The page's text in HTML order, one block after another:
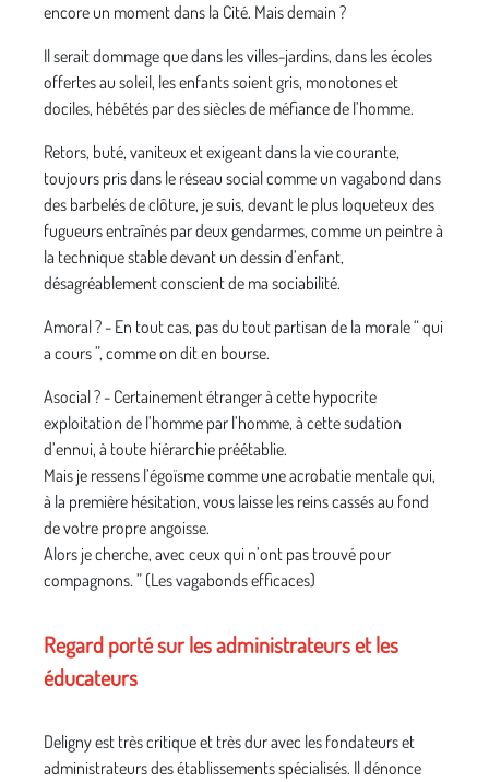
encore un moment dans la Cité. Mais demain ?
Il serait dommage que dans les villes-jardins, dans les écoles
offertes au soleil, les enfants soient gris, monotones et
dociles, hébétés par des siècles de méfiance de l’homme.
Retors, buté, vaniteux et exigeant dans la vie courante,
toujours pris dans le réseau social comme un vagabond dans
des barbelés de clôture, je suis, devant le plus loqueteux des
fugueurs entraînés par deux gendarmes, comme un peintre à
la technique stable devant un dessin d’enfant,
désagréablement conscient de ma sociabilité.
Amoral ? - En tout cas, pas du tout partisan de la morale “ qui
a cours ”, comme on dit en bourse.
Asocial ? - Certainement étranger à cette hypocrite
exploitation de l’homme par l’homme, à cette sudation
d’ennui, à toute hiérarchie préétablie.
Mais je ressens l’égoïsme comme une acrobatie mentale qui,
à la première hésitation, vous laisse les reins cassés au fond
de votre propre angoisse.
Alors je cherche, avec ceux qui n’ont pas trouvé pour
compagnons. ” (Les vagabonds efficaces)
Regard porté sur les administrateurs et les
éducateurs
Deligny est très critique et très dur avec les fondateurs et
administrateurs des établissements spécialisés. Il dénonce